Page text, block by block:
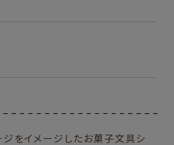
をイメージしたお菓子文具シ